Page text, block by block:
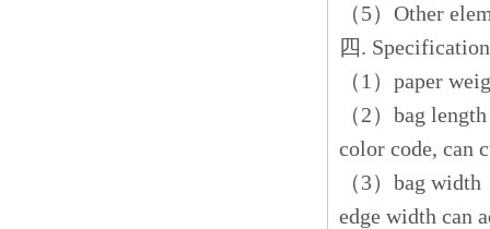
（5）Other
四.
（1）paper
（2）bag
color code, can
（3）bag
edge width can